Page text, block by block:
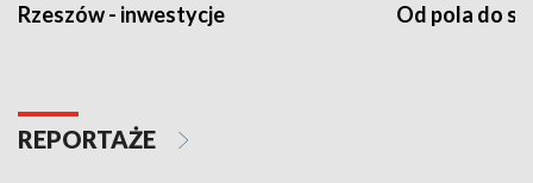
Rzeszów - inwestycje Od pola do
REPORTAŻE